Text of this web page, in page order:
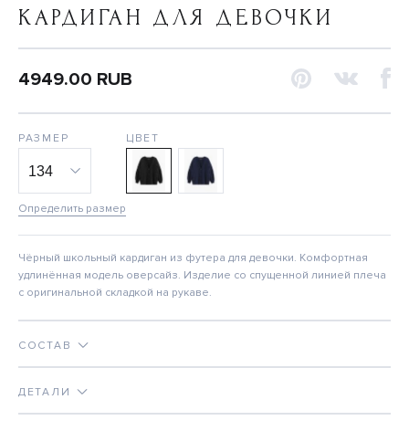
КАРДИГАН ДЛЯ ДЕВОЧКИ
4949.00 RUB
РАЗМЕР
Определить размер
ЦВЕТ
Чёрный школьный кардиган из футера для девочки. Комфортная
удлинённая модель оверсайз. Изделие со спущенной линией плеча
с оригинальной складкой на рукаве.
СОСТАВ
ДЕТАЛИ